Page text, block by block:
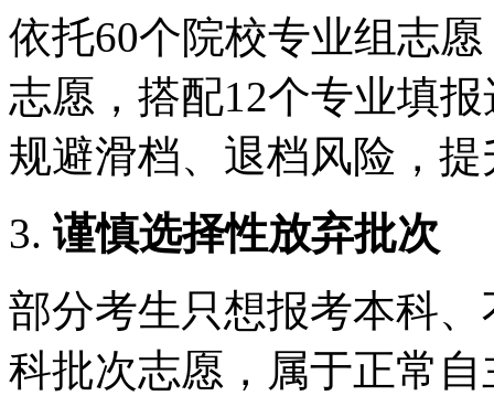
依托60个院校专业组志
志愿，搭配12个专业填
规避滑档、退档风险，
3. 谨慎选择性放弃批次
部分考生只想报考本科
科批次志愿，属于正常